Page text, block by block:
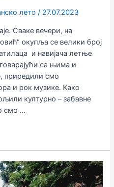
лето / 27.07.2023
Сваке вечери, на
окупља се велики број
и навијача летње
са њима и
приредили смо
и рок музике. Како
културно – забавне
смо …